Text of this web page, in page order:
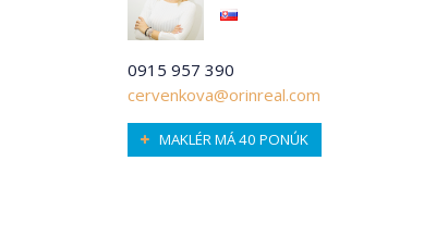
0915 957 390
cervenkova@orinreal.com
MAKLÉR MÁ 40 PONÚK